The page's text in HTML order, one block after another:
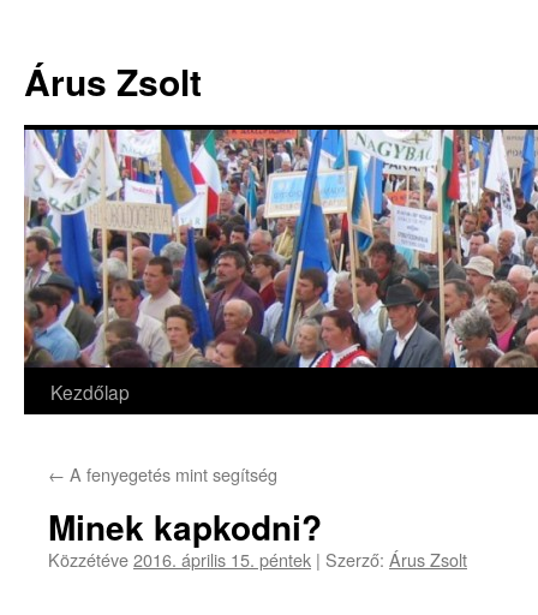
Árus Zsolt
Kilépés
tartalomba
Kezdőlap
← A fenyegetés mint segítség
Minek kapkodni?
Közzétéve2016. április 15. péntek | Szerző: Árus Zsolt